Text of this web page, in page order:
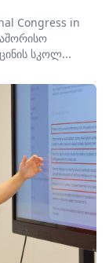
Congress in
სკოლ...